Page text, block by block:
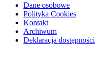
Dane osobowe
Polityka Cookies
Kontakt
Archiwum
Deklaracja dostępności